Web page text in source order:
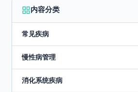
内容分类
常见疾病
慢性病管理
消化系统疾病